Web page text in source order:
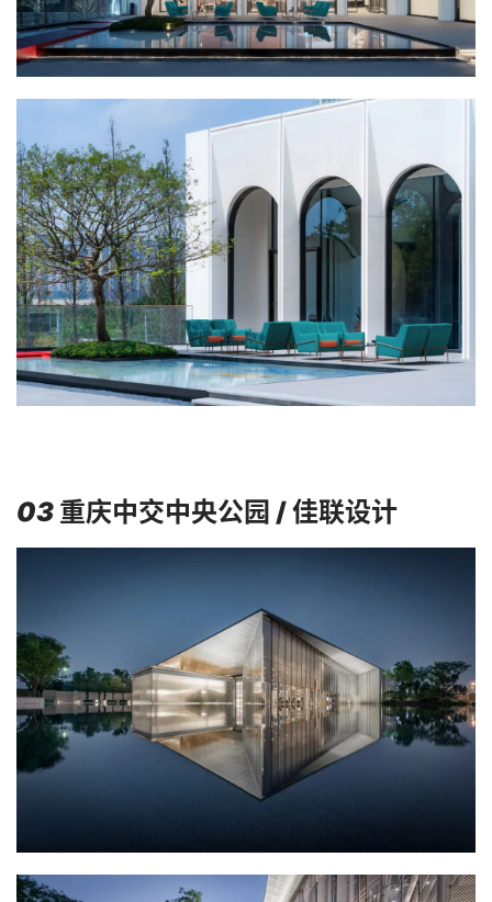
03 重庆中交中央公园 / 佳联设计